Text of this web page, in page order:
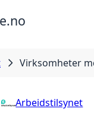
Virksomheter
Arbeidstilsynet